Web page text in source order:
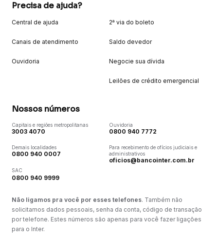
Precisa de ajuda?
Central de ajuda
Canais de atendimento
Ouvidoria
2ª via do boleto
Saldo devedor
Negocie sua dívida
Leilões de crédito emergencial
Nossos números
Capitais e regiões metropolitanas
3003 4070
Demais localidades
0800 940 0007
SAC
0800 940 9999
Ouvidoria
0800 940 7772
Para recebimento de ofícios judiciais e
administrativos
oficios@bancointer.com.br
Não ligamos pra você por esses telefones. Também não
solicitamos dados pessoais, senha da conta, código de transação
por telefone. Estes números são apenas para você fazer ligações
para o Inter.